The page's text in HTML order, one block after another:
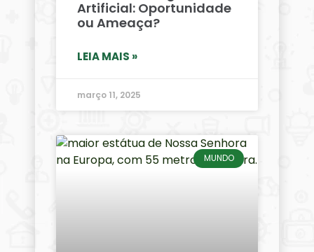
Artificial: Oportunidade
ou Ameaça?
LEIA MAIS »
março 11, 2025
MUNDO